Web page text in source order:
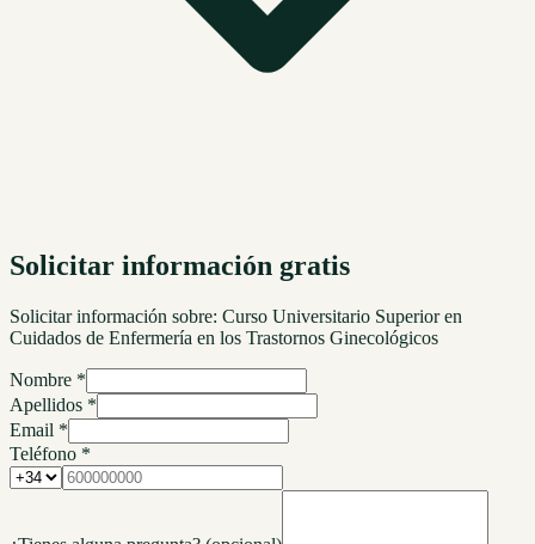
Solicitar información gratis
Solicitar información sobre: Curso Universitario Superior en
Cuidados de Enfermería en los Trastornos Ginecológicos
Nombre *
Apellidos *
Email *
Teléfono *